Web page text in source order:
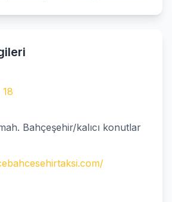
18
Bahçeşehir/kalıcı konutlar